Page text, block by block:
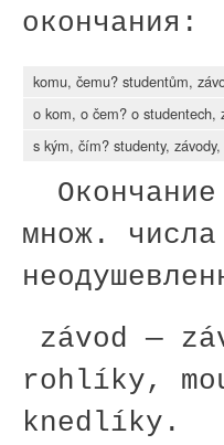
окончания:
komu, čemu? studentům,
o kom, o čem? o studentech,
s kým, čím? studenty,
множ.
závod —
rohlíky,
knedlíky.